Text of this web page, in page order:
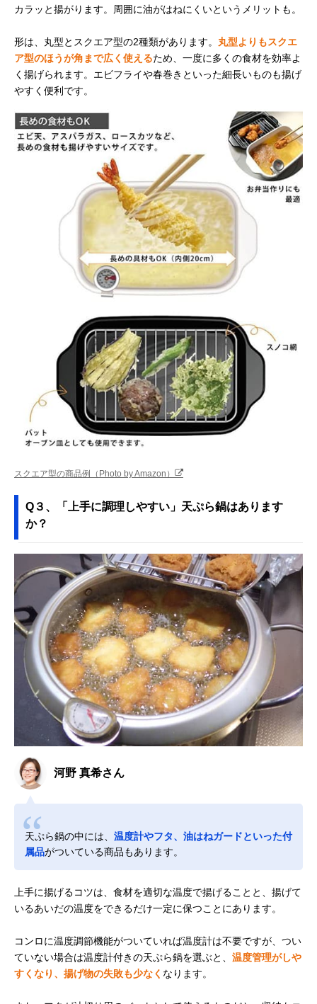
カラッと揚がります。周囲に油がはねにくいというメリットも。
形は、丸型とスクエア型の2種類があります。 丸型よりもスクエ
ア型のほうが角まで広く使えるため、一度に多くの食材を効率よ
く揚げられます。エビフライや春巻きといった細長いものも揚げ
やすく便利です。
スクエア型の商品例（Photo by Amazon）
Q３、「上手に調理しやすい」天ぷら鍋はあります
か？
河野 真希さん
天ぷら鍋の中には、 温度計やフタ、油はねガードといった付
属品がついている商品もあります。
上手に揚げるコツは、食材を適切な温度で揚げることと、揚げて
いるあいだの温度をできるだけ一定に保つことにあります。
コンロに温度調節機能がついていれば温度計は不要ですが、つい
ていない場合は温度計付きの天ぷら鍋を選ぶと、 温度管理がしや
すくなり、揚げ物の失敗も少なく なります。